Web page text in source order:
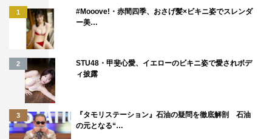
1
#Mooove!・赤間四季、おさげ髪×ビキニ姿でスレンダ
ー美…
2
STU48・甲斐心愛、イエローのビキニ姿で愛されボデ
ィ披露
3
『タモリステーション』石油の疑問を徹底解剖 石油
の元となる“…